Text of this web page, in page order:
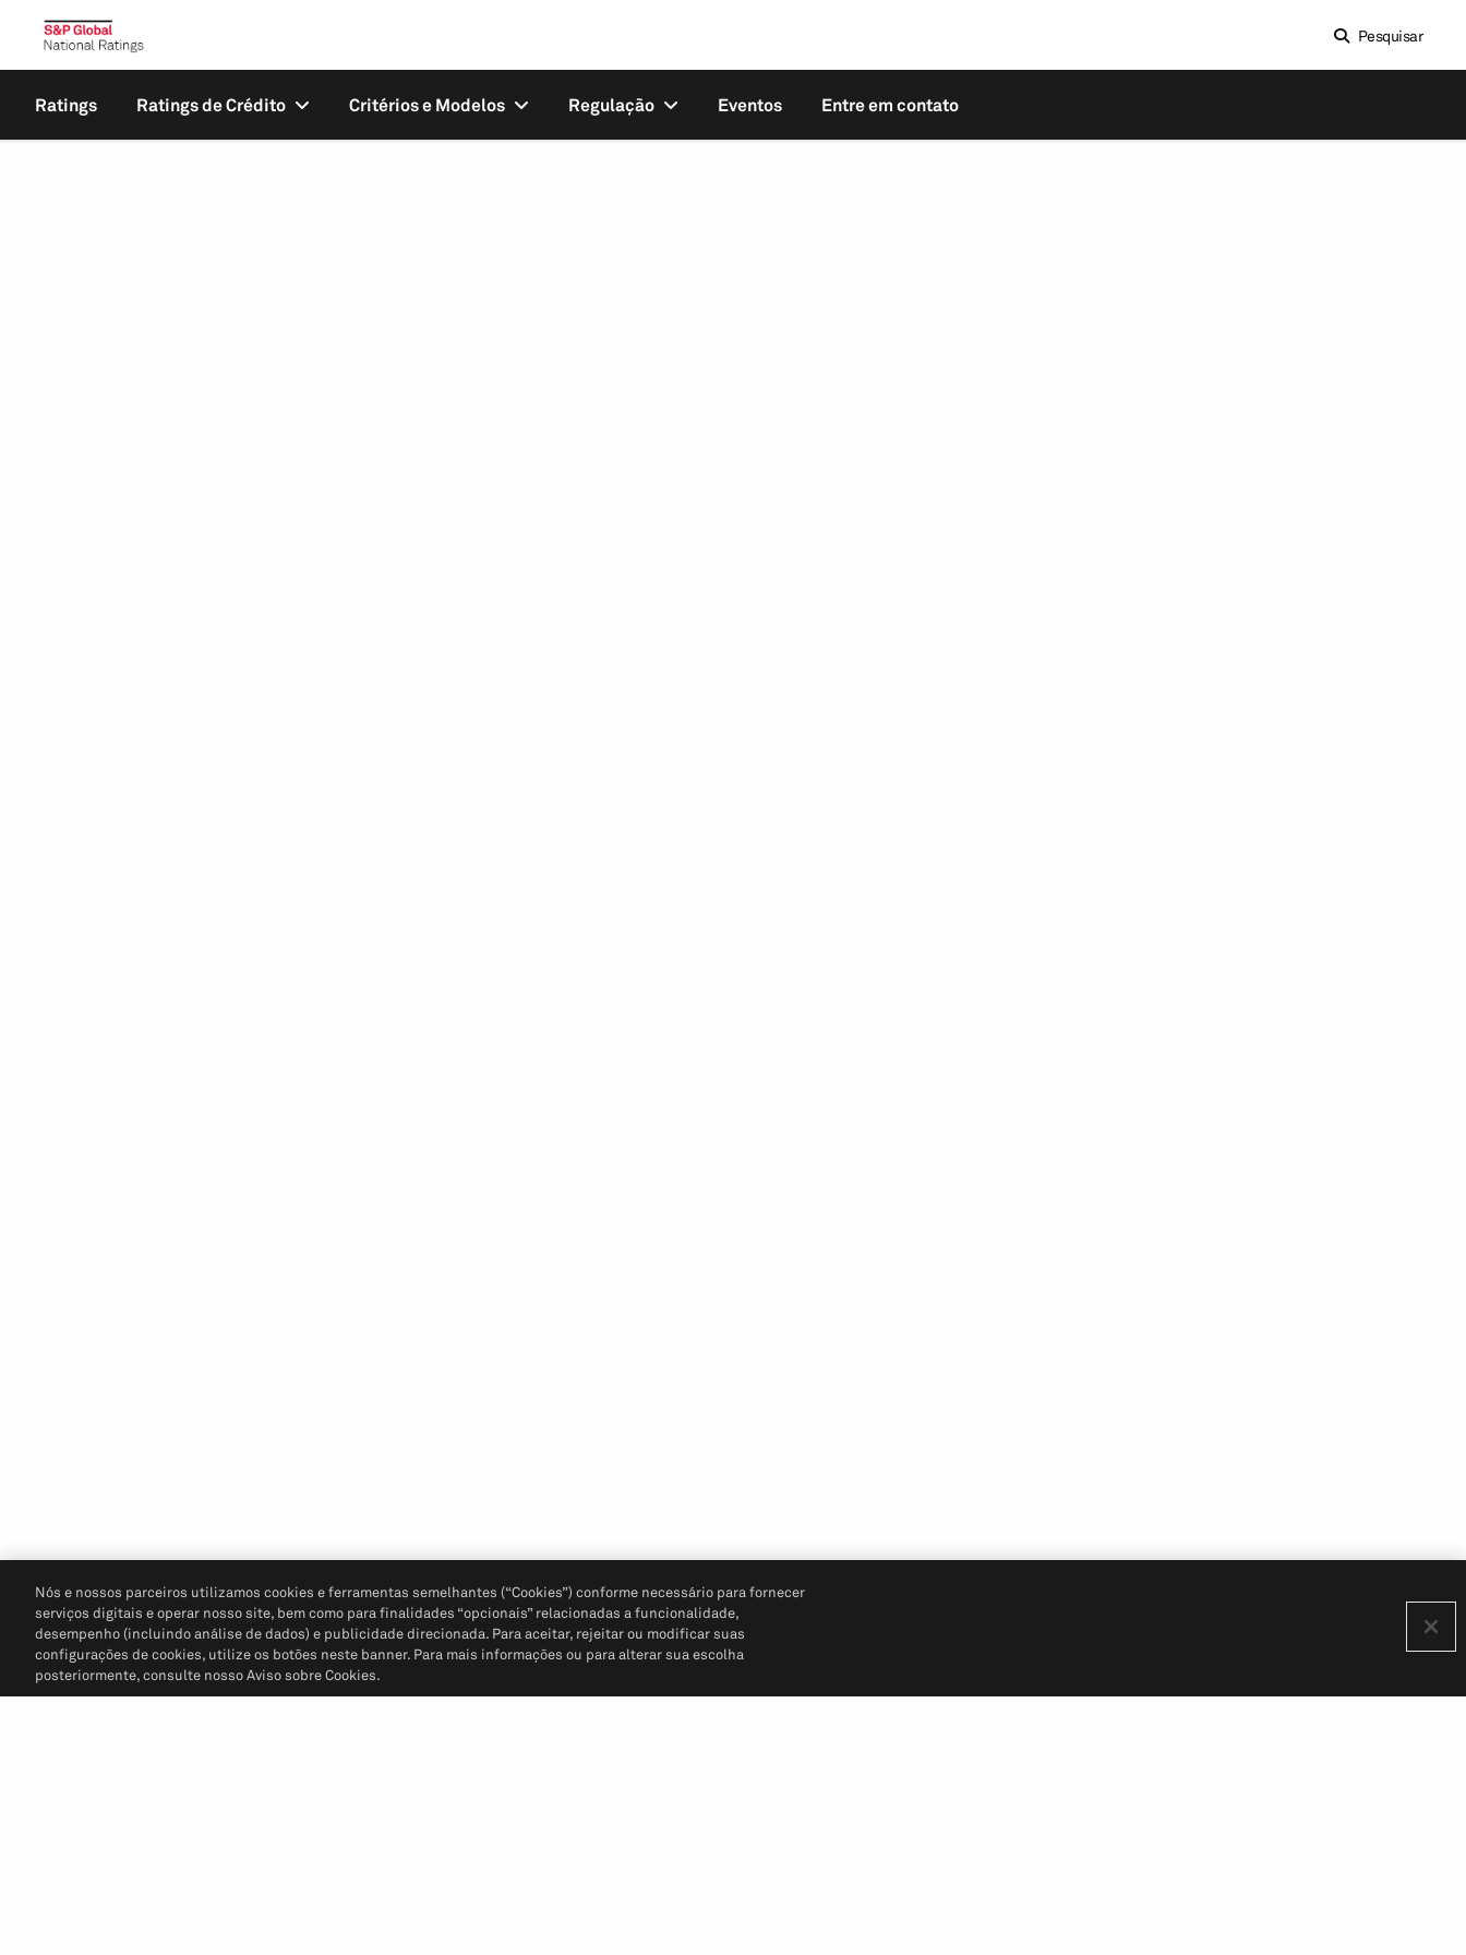
Pesquisar
Ratings Ratings de Crédito Critérios e Modelos Regulação Eventos Entre em contato
Nós e nossos parceiros utilizamos cookies e ferramentas semelhantes (“Cookies”) conforme necessário para fornecer
serviços digitais e operar nosso site, bem como para finalidades “opcionais” relacionadas a funcionalidade,
desempenho (incluindo análise de dados) e publicidade direcionada. Para aceitar, rejeitar ou modificar suas
configurações de cookies, utilize os botões neste banner. Para mais informações ou para alterar sua escolha
posteriormente, consulte nosso Aviso sobre Cookies.